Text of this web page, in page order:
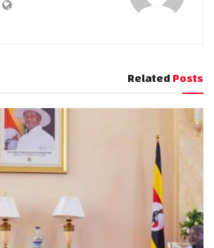
RelatedPosts